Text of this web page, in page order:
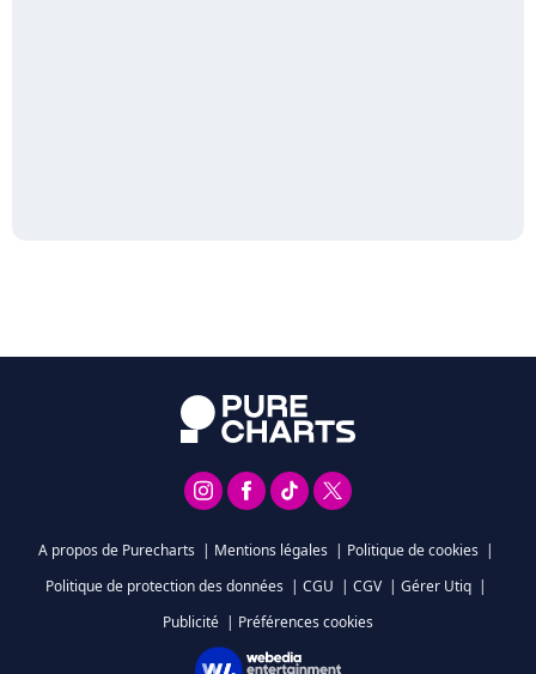
A propos de Purecharts | Mentions légales | Politique de cookies |
Politique de protection des données | CGU | CGV | Gérer Utiq |
Publicité | Préférences cookies